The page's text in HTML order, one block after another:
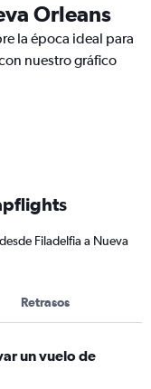
Orleans
la época ideal para
nuestro gráfico
Filadelfia a Nueva
Retrasos
un vuelo de